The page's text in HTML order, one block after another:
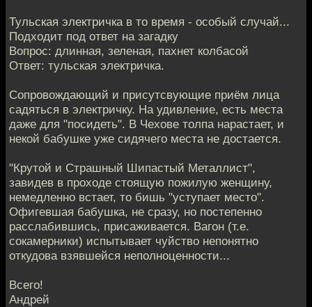
Тульская электричка в то время - особый случай...
Подходит под ответ на загадку
Вопрос: длинная, зеленая, пахнет колбасой
Ответ: тульская электричка.
Сопровождающий и присутсвующие приём лица
садяться в электричку. На удивление, есть места
даже для "посидеть". В Чехове толпа нарастает, и
некой бабушке уже сидячего места не достается.
"Крутой и Страшный Шипастый Металлист",
завидев в проходе стоящую пожилую женщину,
немедленно встает, то бишь "уступает место".
Офигевшая бабушка, не сразу, но постепенно
расслабившись, присаживается. Вагон (т.е.
сокамерники) испытывает чуйство непонятно
откудова взявшейся неполноценности...
Всего!
Андрей